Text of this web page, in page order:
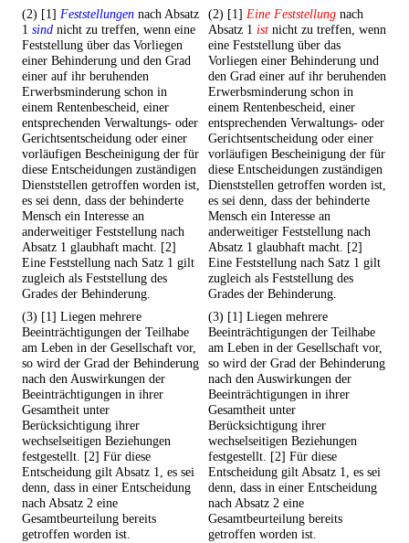
(2) [1] Feststellungen nach Absatz
1 sind nicht zu treffen, wenn eine
Feststellung über das Vorliegen
einer Behinderung und den Grad
einer auf ihr beruhenden
Erwerbsminderung schon in
einem Rentenbescheid, einer
entsprechenden Verwaltungs- oder
Gerichtsentscheidung oder einer
vorläufigen Bescheinigung der für
diese Entscheidungen zuständigen
Dienststellen getroffen worden ist,
es sei denn, dass der behinderte
Mensch ein Interesse an
anderweitiger Feststellung nach
Absatz 1 glaubhaft macht. [2]
Eine Feststellung nach Satz 1 gilt
zugleich als Feststellung des
Grades der Behinderung.
(2) [1] Eine Feststellung nach
Absatz 1 ist nicht zu treffen, wenn
eine Feststellung über das
Vorliegen einer Behinderung und
den Grad einer auf ihr beruhenden
Erwerbsminderung schon in
einem Rentenbescheid, einer
entsprechenden Verwaltungs- oder
Gerichtsentscheidung oder einer
vorläufigen Bescheinigung der für
diese Entscheidungen zuständigen
Dienststellen getroffen worden ist,
es sei denn, dass der behinderte
Mensch ein Interesse an
anderweitiger Feststellung nach
Absatz 1 glaubhaft macht. [2]
Eine Feststellung nach Satz 1 gilt
zugleich als Feststellung des
Grades der Behinderung.
(3) [1] Liegen mehrere
Beeinträchtigungen der Teilhabe
am Leben in der Gesellschaft vor,
so wird der Grad der Behinderung
nach den Auswirkungen der
Beeinträchtigungen in ihrer
Gesamtheit unter
Berücksichtigung ihrer
wechselseitigen Beziehungen
festgestellt. [2] Für diese
Entscheidung gilt Absatz 1, es sei
denn, dass in einer Entscheidung
nach Absatz 2 eine
Gesamtbeurteilung bereits
getroffen worden ist.
(3) [1] Liegen mehrere
Beeinträchtigungen der Teilhabe
am Leben in der Gesellschaft vor,
so wird der Grad der Behinderung
nach den Auswirkungen der
Beeinträchtigungen in ihrer
Gesamtheit unter
Berücksichtigung ihrer
wechselseitigen Beziehungen
festgestellt. [2] Für diese
Entscheidung gilt Absatz 1, es sei
denn, dass in einer Entscheidung
nach Absatz 2 eine
Gesamtbeurteilung bereits
getroffen worden ist.